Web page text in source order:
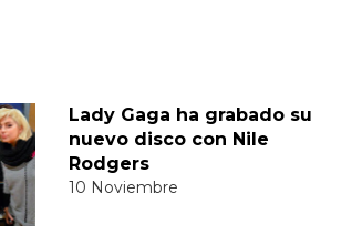
Lady Gaga ha grabado su
nuevo disco con Nile
Rodgers
10 Noviembre